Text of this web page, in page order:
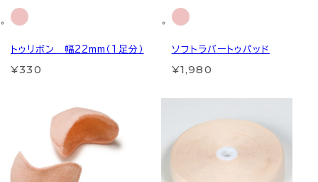
トゥリボン 幅22mm（1足分）
¥330
ソフトラバートゥパッド
¥1,980